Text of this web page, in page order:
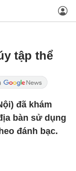
tập thể
đã khám
bàn sử dụng
đánh bạc.